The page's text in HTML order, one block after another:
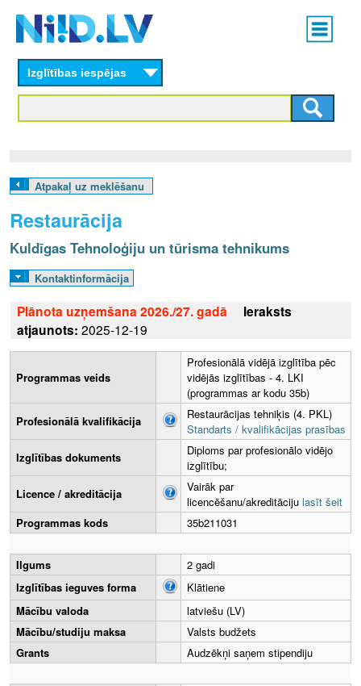
content
Main
menu
L
V
Izglītības iespējas
Atpakaļ uz meklēšanu
Restaurācija
Kuldīgas Tehnoloģiju un tūrisma tehnikums
Kontaktinformācija
Plānota uzņemšana 2026./27. gadā
Ieraksts
atjaunots: 2025-12-19
Programmas veids
Profesionālā vidējā izglītība pēc
vidējās izglītības - 4. LKI
(programmas ar kodu 35b)
Profesionālā kvalifikācija
Restaurācijas tehniķis (4. PKL)
Standarts / kvalifikācijas prasības
Izglītības dokuments
Diploms par profesionālo vidējo
izglītību;
Licence / akreditācija
Vairāk par
licencēšanu/akreditāciju lasīt šeit
Programmas kods
35b211031
Ilgums
2 gadi
Izglītības ieguves forma
Klātiene
Mācību valoda
latviešu (LV)
Mācību/studiju maksa
Valsts budžets
Grants
Audzēkņi saņem stipendiju